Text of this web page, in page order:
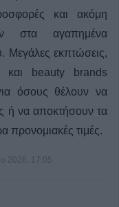
και ακόμη
στα αγαπημένα
Μεγάλες εκπτώσεις,
και beauty brands
όσους θέλουν να
ή να αποκτήσουν τα
προνομιακές τιμές.
2026, 17:05